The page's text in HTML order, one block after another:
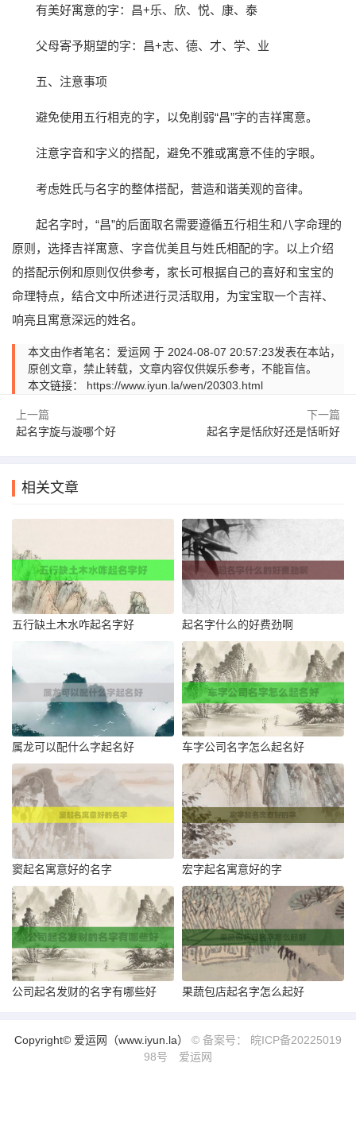
有美好寓意的字：昌+乐、欣、悦、康、泰
父母寄予期望的字：昌+志、德、才、学、业
五、注意事项
避免使用五行相克的字，以免削弱“昌”字的吉祥寓意。
注意字音和字义的搭配，避免不雅或寓意不佳的字眼。
考虑姓氏与名字的整体搭配，营造和谐美观的音律。
起名字时，“昌”的后面取名需要遵循五行相生和八字命理的
原则，选择吉祥寓意、字音优美且与姓氏相配的字。以上介绍
的搭配示例和原则仅供参考，家长可根据自己的喜好和宝宝的
命理特点，结合文中所述进行灵活取用，为宝宝取一个吉祥、
响亮且寓意深远的姓名。
本文由作者笔名：爱运网 于 2024-08-07 20:57:23发表在本站，
原创文章，禁止转载，文章内容仅供娱乐参考，不能盲信。
本文链接： https://www.iyun.la/wen/20303.html
上一篇
起名字旋与漩哪个好
下一篇
起名字是恬欣好还是恬昕好
相关文章
五行缺土木水咋起名字好 起名字什么的好费劲啊
属龙可以配什么字起名好 车字公司名字怎么起名好
窦起名寓意好的名字 宏字起名寓意好的字
公司起名发财的名字有哪些好 果蔬包店起名字怎么起好
Copyright© 爱运网（www.iyun.la） © 备案号： 皖ICP备20225019
98号
爱运网